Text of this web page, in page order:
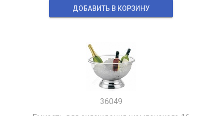
ДОБАВИТЬ В КОРЗИНУ
36049